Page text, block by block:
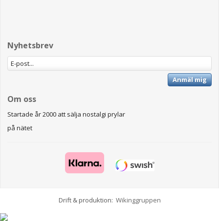
Nyhetsbrev
Anmäl mig
Om oss
Startade år 2000 att sälja nostalgi prylar
på nätet
Drift & produktion: Wikinggruppen